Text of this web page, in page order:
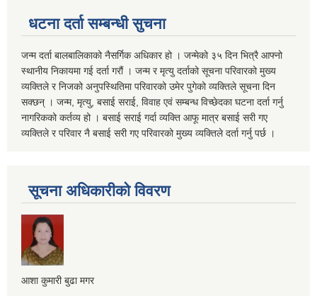
धटना दर्ता सम्बन्धी सुचना
जन्म दर्ता बालबालिकाको नैसर्गिक अधिकार हो । जन्मेको ३५ दिन भित्रै आफ्नो
स्थानीय निकायमा गई दर्ता गरौं । जन्म र मृत्यु दर्ताको सूचना परिवारको मुख्य
व्यक्तिले र निजको अनुपस्थितिमा परिवारको उमेर पुगेको व्यक्तिले सूचना दिन
सक्छन् । जन्म, मृत्यु, बसाई सराई, विवाह एवं सम्बन्ध विच्छेदका घटना दर्ता गर्नु
नागरिकको कर्तव्य हो । बसाई सराई गर्दा व्यक्ति आफू मात्र बसाई सरी गए
व्यक्तिले र परिवार नै बसाई सरी गए परिवारको मुख्य व्यक्तिले दर्ता गर्नु पर्छ ।
सूचना अधिकारीको विवरण
आशा कुमारी बुढा मगर